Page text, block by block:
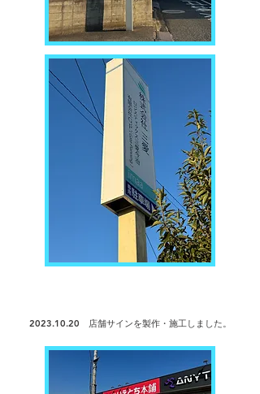
2023.10.20 店舗サインを製作・ 施工しました。